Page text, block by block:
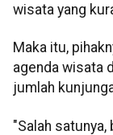
wisata yang
Maka itu,
agenda wisata
jumlah
"Salah